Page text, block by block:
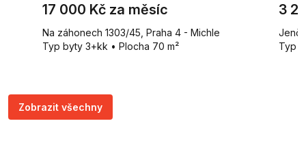
17 000 Kč za měsíc
Na záhonech 1303/45, Praha 4 - Michle
Typ byty 3+kk • Plocha 70 m²
3
Typ
Zobrazit všechny